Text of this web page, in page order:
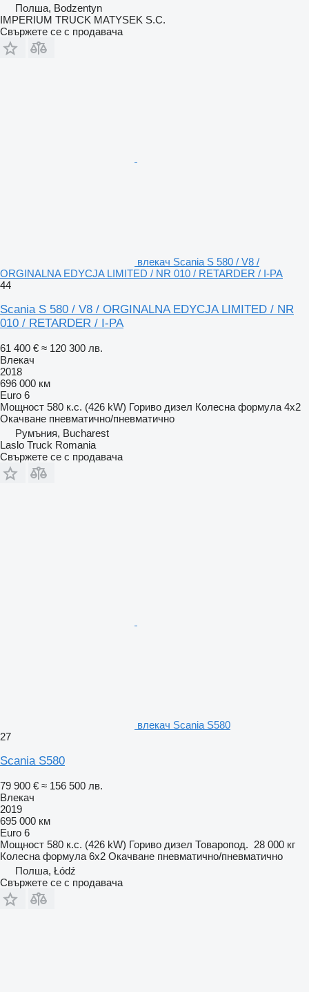
Полша, Bodzentyn
IMPERIUM TRUCK MATYSEK S.C.
Свържете се с продавача
влекач Scania S 580 / V8 /
ORGINALNA EDYCJA LIMITED / NR 010 / RETARDER / I-PA
44
Scania S 580 / V8 / ORGINALNA EDYCJA LIMITED / NR
010 / RETARDER / I-PA
61 400 € ≈ 120 300 лв.
Влекач
2018
696 000 км
Euro 6
Мощност 580 к.с. (426 kW) Гориво дизел Колесна формула 4x2
Окачване пневматично/пневматично
Румъния, Bucharest
Laslo Truck Romania
Свържете се с продавача
влекач Scania S580
27
Scania S580
79 900 € ≈ 156 500 лв.
Влекач
2019
695 000 км
Euro 6
Мощност 580 к.с. (426 kW) Гориво дизел Товаропод. 28 000 кг
Колесна формула 6x2 Окачване пневматично/пневматично
Полша, Łódź
Свържете се с продавача